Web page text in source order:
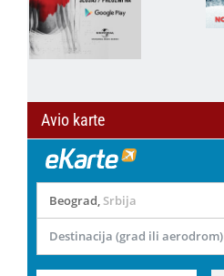
Avio karte
Beograd, Srbija
Destinacija (grad ili aerodrom)